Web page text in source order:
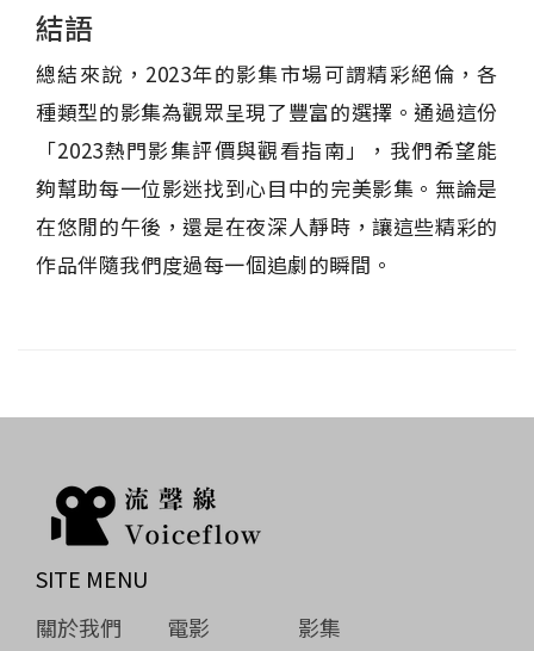
結語
總結來說，2023年的影集市場可謂精彩絕倫，各
種類型的影集為觀眾呈現了豐富的選擇。通過這份
「2023熱門影集評價與觀看指南」，我們希望能
夠幫助每一位影迷找到心目中的完美影集。無論是
在悠閒的午後，還是在夜深人靜時，讓這些精彩的
作品伴隨我們度過每一個追劇的瞬間。
SITE MENU
關於我們
電影
影集